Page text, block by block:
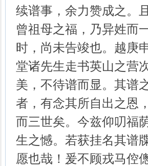
续谱事，余力赞成之。
曾祖母之福，乃异姓而
时，尚未告竣也。越庚
堂诸先生走书英山之营
美，不待谱而显。其谱
者，有念其所自出之恩
而三世矣。今兹仰叨福
生之憾。若获挂名其谱
愿也哉！爰不顾戎马倥